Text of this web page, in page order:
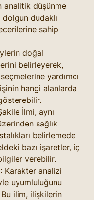
analitik düşünme
dudaklı
sahip
doğal
belirleyerek,
yardımcı
hangi alanlarda
İlmi, aynı
sağlık
belirlemede
bazı işaretler, iç
verebilir.
: Karakter analizi
uyumluluğunu
Bu ilim, ilişkilerin